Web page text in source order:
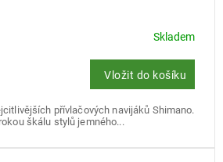
Skladem
Vložit do košíku
přívlačových navijáků Shimano.
škálu stylů jemného...